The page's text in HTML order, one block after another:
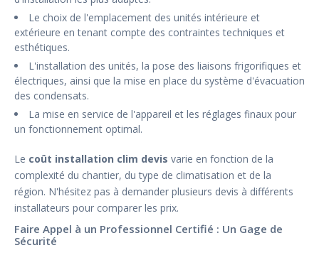
Le choix de l'emplacement des unités intérieure et
extérieure en tenant compte des contraintes techniques et
esthétiques.
L'installation des unités, la pose des liaisons frigorifiques et
électriques, ainsi que la mise en place du système d'évacuation
des condensats.
La mise en service de l'appareil et les réglages finaux pour
un fonctionnement optimal.
Le coût installation clim devis varie en fonction de la
complexité du chantier, du type de climatisation et de la
région. N'hésitez pas à demander plusieurs devis à différents
installateurs pour comparer les prix.
Faire Appel à un Professionnel Certifié : Un Gage de
Sécurité